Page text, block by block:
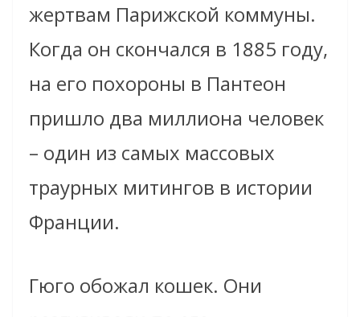
жертвам Парижской коммуны.
Когда он скончался в 1885 году,
на его похороны в Пантеон
пришло два миллиона человек
– один из самых массовых
траурных митингов в истории
Франции.
Гюго обожал кошек. Они